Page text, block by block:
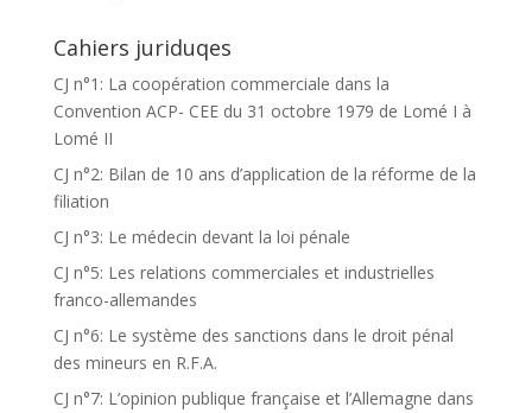
Cahiers juriduqes
CJ n°1: La coopération commerciale dans la
Convention ACP- CEE du 31 octobre 1979 de Lomé I à
Lomé II
CJ n°2: Bilan de 10 ans d’application de la réforme de la
filiation
CJ n°3: Le médecin devant la loi pénale
CJ n°5: Les relations commerciales et industrielles
franco-allemandes
CJ n°6: Le système des sanctions dans le droit pénal
des mineurs en R.F.A.
CJ n°7: L’opinion publique française et l’Allemagne dans